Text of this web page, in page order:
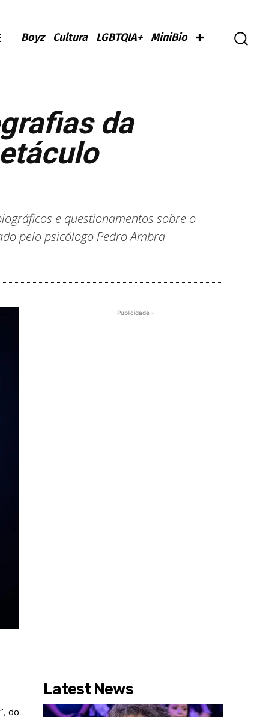
Boyz Cultura LGBTQIA+ MiniBio
da
e questionamentos sobre o
pelo psicólogo Pedro Ambra
do
- Publicidade -
Latest News